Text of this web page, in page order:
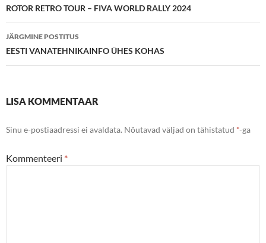
töölaud
ROTOR RETRO TOUR – FIVA WORLD RALLY 2024
JÄRGMINE POSTITUS
EESTI VANATEHNIKAINFO ÜHES KOHAS
LISA KOMMENTAAR
Sinu e-postiaadressi ei avaldata. Nõutavad väljad on tähistatud *-ga
Kommenteeri *